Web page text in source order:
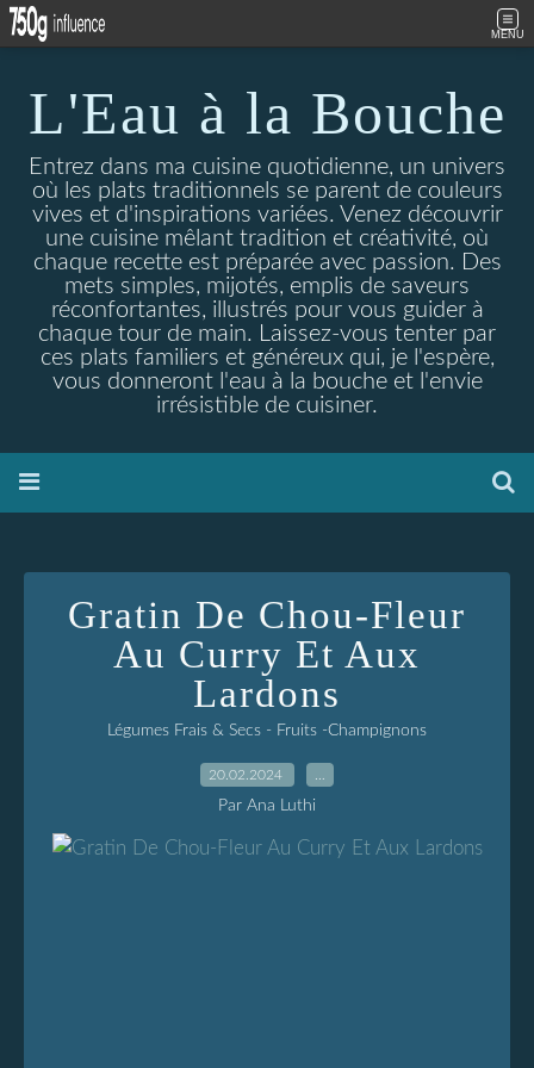
MENU
L'Eau à la Bouche
Entrez dans ma cuisine quotidienne, un univers
où les plats traditionnels se parent de couleurs
vives et d'inspirations variées. Venez découvrir
une cuisine mêlant tradition et créativité, où
chaque recette est préparée avec passion. Des
mets simples, mijotés, emplis de saveurs
réconfortantes, illustrés pour vous guider à
chaque tour de main. Laissez-vous tenter par
ces plats familiers et généreux qui, je l'espère,
vous donneront l'eau à la bouche et l'envie
irrésistible de cuisiner.
Gratin De Chou-Fleur
Au Curry Et Aux
Lardons
Légumes Frais & Secs - Fruits -Champignons
20.02.2024
Par Ana Luthi